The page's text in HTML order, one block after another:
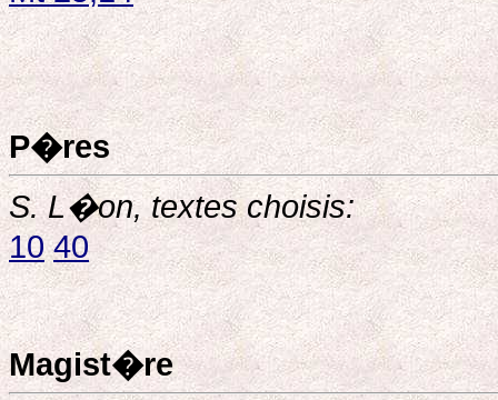
P�res
S. L�on, textes choisis:
10 40
Magist�re